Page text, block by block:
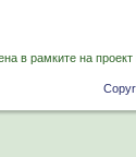
в рамките на